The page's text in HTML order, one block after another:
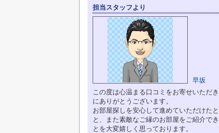
担当スタッフより
早坂
この度は心温まる口コミをお寄せいただ
にありがとうございます。
お部屋探しを安心して進めていただけた
と、また素敵なご縁のお部屋をご紹介で
とを大変嬉しく思っております。